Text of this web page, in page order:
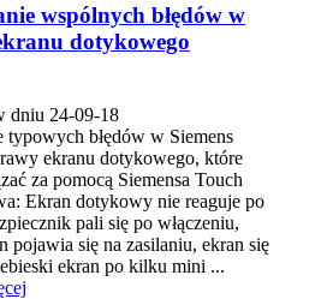
wspólnych błędów w
dotykowego
dniu 24-09-18
typowych błędów w Siemens
ekranu dotykowego, które
za pomocą Siemensa Touch
Ekran dotykowy nie reaguje po
pali się po włączeniu,
pojawia się na zasilaniu, ekran się
ekran po kilku mini ...